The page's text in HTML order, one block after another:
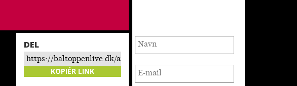
DEL
https://baltoppenlive.dk/arrangement/comkean-
og-den-mandige-elg-
KOPIÉR LINK